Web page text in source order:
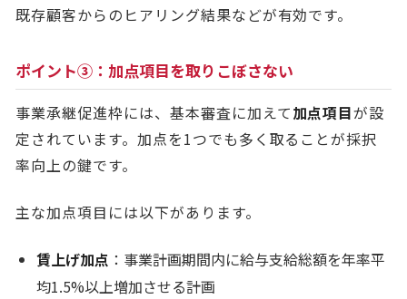
既存顧客からのヒアリング結果などが有効です。
ポイント③：加点項目を取りこぼさない
事業承継促進枠には、基本審査に加えて加点項目が設
定されています。加点を1つでも多く取ることが採択
率向上の鍵です。
主な加点項目には以下があります。
賃上げ加点 ：事業計画期間内に給与支給総額を年率平
均1.5%以上増加させる計画